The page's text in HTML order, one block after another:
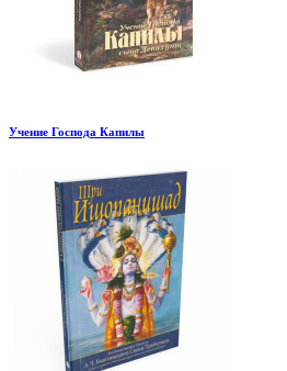
Учение Господа Капилы